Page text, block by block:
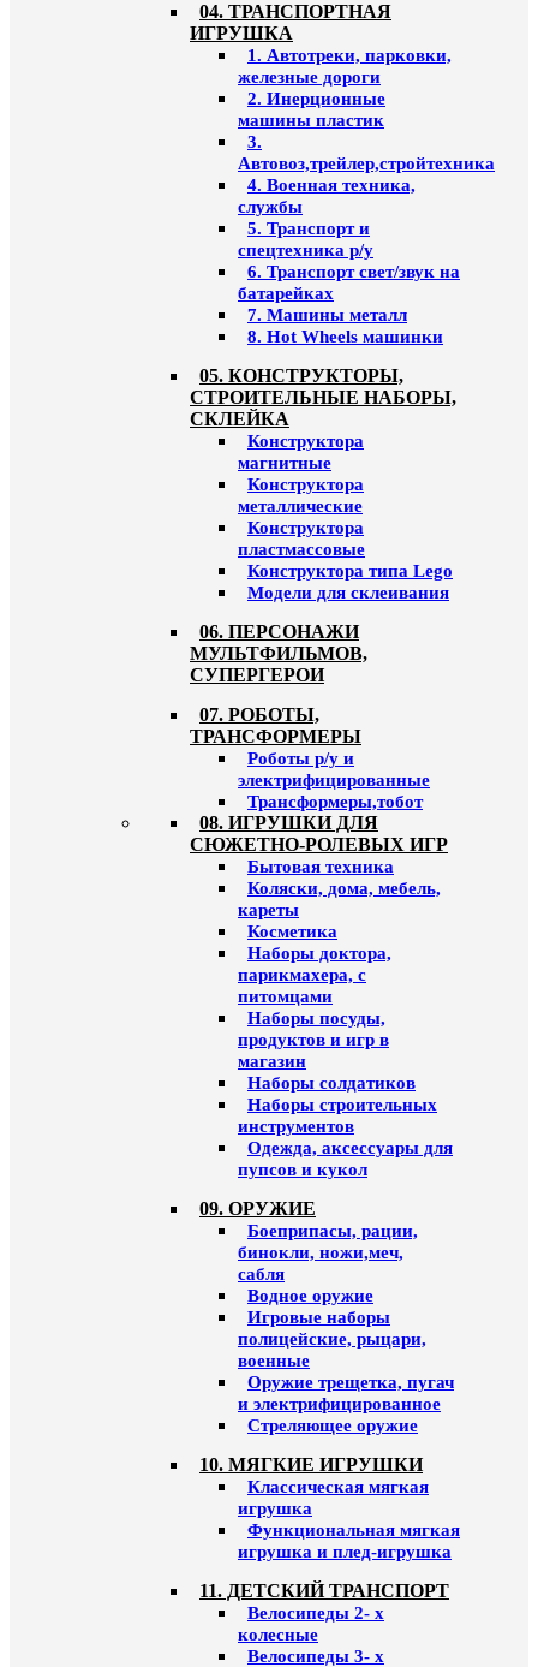
04. ТРАНСПОРТНАЯ
ИГРУШКА
1. Автотреки, парковки,
железные дороги
2. Инерционные
машины пластик
3.
Автовоз,трейлер,стройтехника
4. Военная техника,
службы
5. Транспорт и
спецтехника р/у
6. Транспорт свет/звук на
батарейках
7. Машины металл
8. Hot Wheels машинки
05. КОНСТРУКТОРЫ,
СТРОИТЕЛЬНЫЕ НАБОРЫ,
СКЛЕЙКА
Конструктора
магнитные
Конструктора
металлические
Конструктора
пластмассовые
Конструктора типа Lego
Модели для склеивания
06. ПЕРСОНАЖИ
МУЛЬТФИЛЬМОВ,
СУПЕРГЕРОИ
07. РОБОТЫ,
ТРАНСФОРМЕРЫ
Роботы р/у и
электрифицированные
Трансформеры,тобот
08. ИГРУШКИ ДЛЯ
СЮЖЕТНО-РОЛЕВЫХ ИГР
Бытовая техника
Коляски, дома, мебель,
кареты
Косметика
Наборы доктора,
парикмахера, с
питомцами
Наборы посуды,
продуктов и игр в
магазин
Наборы солдатиков
Наборы строительных
инструментов
Одежда, аксессуары для
пупсов и кукол
09. ОРУЖИЕ
Боеприпасы, рации,
бинокли, ножи,меч,
сабля
Водное оружие
Игровые наборы
полицейские, рыцари,
военные
Оружие трещетка, пугач
и электрифицированное
Стреляющее оружие
10. МЯГКИЕ ИГРУШКИ
Классическая мягкая
игрушка
Функциональная мягкая
игрушка и плед-игрушка
11. ДЕТСКИЙ ТРАНСПОРТ
Велосипеды 2- х
колесные
Велосипеды 3- х